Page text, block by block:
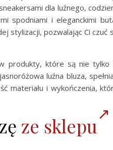
dla luźnego,
spodniami i eleganckimi
stylizacji, pozwalając Ci czuć
produkty, które są nie
luźna bluza,
materiału i wykończenia,
ze sklepu